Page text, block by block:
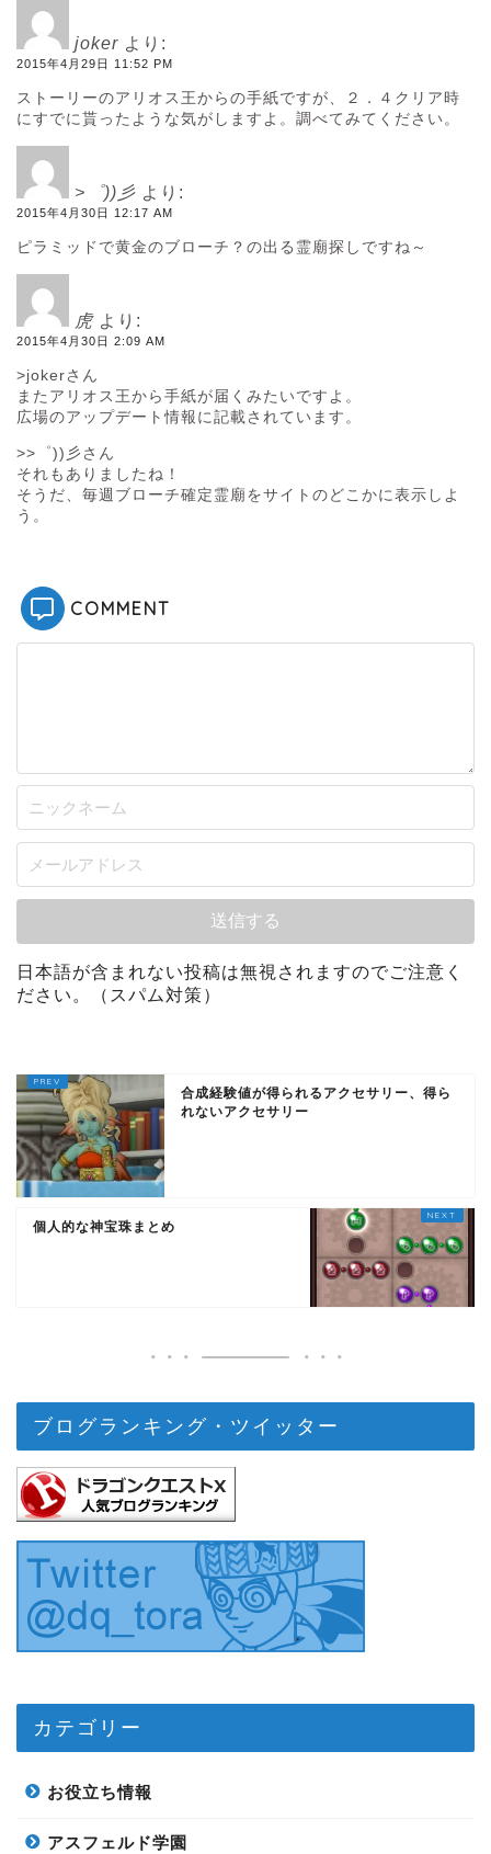
joker より:
2015年4月29日 11:52 PM
ストーリーのアリオス王からの手紙ですが、２．４クリア時
にすでに貰ったような気がしますよ。調べてみてください。
>゜))彡 より:
2015年4月30日 12:17 AM
ピラミッドで黄金のブローチ？の出る霊廟探しですね～
虎 より:
2015年4月30日 2:09 AM
>jokerさん
またアリオス王から手紙が届くみたいですよ。
広場のアップデート情報に記載されています。
>>゜))彡さん
それもありましたね！
そうだ、毎週ブローチ確定霊廟をサイトのどこかに表示しよ
う。
COMMENT
日本語が含まれない投稿は無視されますのでご注意く
ださい。（スパム対策）
合成経験値が得られるアクセサリー、得ら
れないアクセサリー
個人的な神宝珠まとめ
ブログランキング・ツイッター
カテゴリー
お役立ち情報
アスフェルド学園